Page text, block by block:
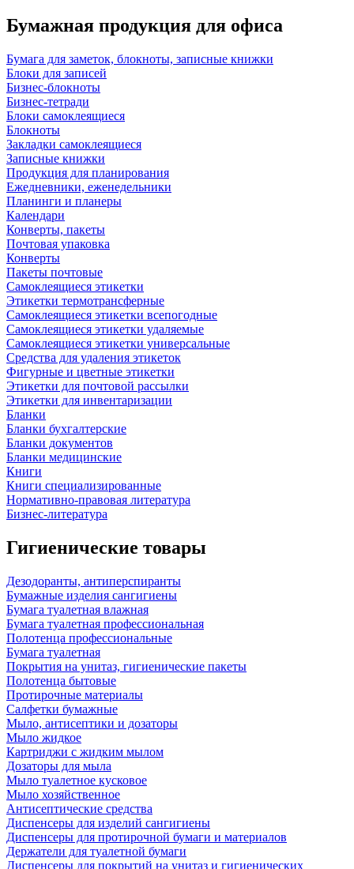
Бумажная продукция для офиса
Бумага для заметок, блокноты, записные книжки
Блоки для записей
Бизнес-блокноты
Бизнес-тетради
Блоки самоклеящиеся
Блокноты
Закладки самоклеящиеся
Записные книжки
Продукция для планирования
Ежедневники, еженедельники
Планинги и планеры
Календари
Конверты, пакеты
Почтовая упаковка
Конверты
Пакеты почтовые
Самоклеящиеся этикетки
Этикетки термотрансферные
Самоклеящиеся этикетки всепогодные
Самоклеящиеся этикетки удаляемые
Самоклеящиеся этикетки универсальные
Средства для удаления этикеток
Фигурные и цветные этикетки
Этикетки для почтовой рассылки
Этикетки для инвентаризации
Бланки
Бланки бухгалтерские
Бланки документов
Бланки медицинские
Книги
Книги специализированные
Нормативно-правовая литература
Бизнес-литература
Гигиенические товары
Дезодоранты, антиперспиранты
Бумажные изделия сангигиены
Бумага туалетная влажная
Бумага туалетная профессиональная
Полотенца профессиональные
Бумага туалетная
Покрытия на унитаз, гигиенические пакеты
Полотенца бытовые
Протирочные материалы
Салфетки бумажные
Мыло, антисептики и дозаторы
Мыло жидкое
Картриджи с жидким мылом
Дозаторы для мыла
Мыло туалетное кусковое
Мыло хозяйственное
Антисептические средства
Диспенсеры для изделий сангигиены
Диспенсеры для протирочной бумаги и материалов
Держатели для туалетной бумаги
Диспенсеры для покрытий на унитаз и гигиенических